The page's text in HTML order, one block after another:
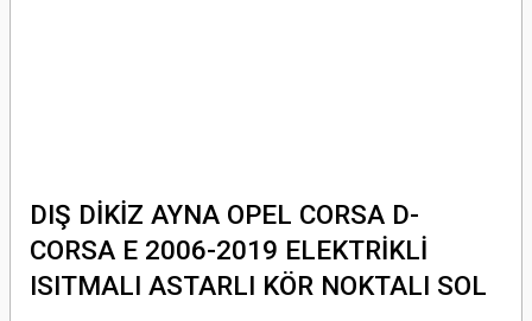
DIŞ DİKİZ AYNA OPEL CORSA D-
CORSA E 2006-2019 ELEKTRİKLİ
ISITMALI ASTARLI KÖR NOKTALI SOL